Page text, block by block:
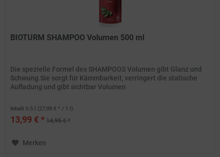
BIOTURM SHAMPOO Volumen 500 ml
Die spezielle Formel des SHAMPOOS Volumen gibt Glanz und
Schwung.Sie sorgt für Kämmbarkeit, verringert die statische
Aufladung und gibt sichtbar Volumen
Inhalt 0.5 l (27,98 € * / 1 l)
13,99 € * 14,95 € *
Merken